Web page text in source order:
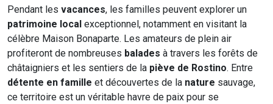
Pendant les vacances, les familles peuvent explorer un
patrimoine local exceptionnel, notamment en visitant la
célèbre Maison Bonaparte. Les amateurs de plein air
profiteront de nombreuses balades à travers les forêts de
châtaigniers et les sentiers de la piève de Rostino. Entre
détente en famille et découvertes de la nature sauvage,
ce territoire est un véritable havre de paix pour se